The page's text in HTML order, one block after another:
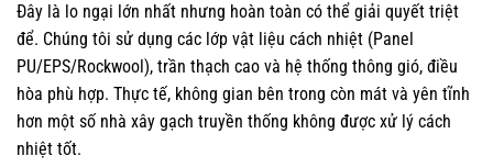
Đây là lo ngại lớn nhất nhưng hoàn toàn có thể giải quyết triệt
để. Chúng tôi sử dụng các lớp vật liệu cách nhiệt (Panel
PU/EPS/Rockwool), trần thạch cao và hệ thống thông gió, điều
hòa phù hợp. Thực tế, không gian bên trong còn mát và yên tĩnh
hơn một số nhà xây gạch truyền thống không được xử lý cách
nhiệt tốt.